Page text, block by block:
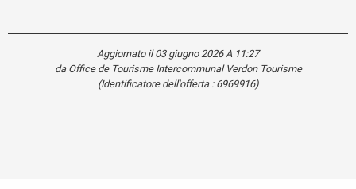
Aggiornato il 03 giugno 2026 A 11:27
da Office de Tourisme Intercommunal Verdon Tourisme
(Identificatore dell'offerta : 6969916)